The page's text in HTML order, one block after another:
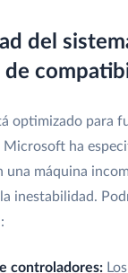
del
de
optimizado para
ha
una máquina
inestabilidad.
controladores: